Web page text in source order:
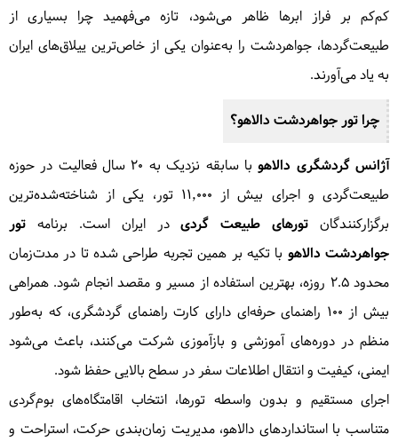
کم‌کم بر فراز ابرها ظاهر می‌شود، تازه می‌فهمید چرا بسیاری از
طبیعت‌گردها، جواهردشت را به‌عنوان یکی از خاص‌ترین ییلاق‌های ایران
به یاد می‌آورند.
چرا تور جواهردشت دالاهو؟
آژانس گردشگری دالاهو
با سابقه نزدیک به ۲۰ سال فعالیت در حوزه
طبیعت‌گردی و اجرای بیش از ۱۱٬۰۰۰ تور، یکی از شناخته‌شده‌ترین
برگزارکنندگان تورهای طبیعت گردیدر ایران است. برنامه تور
جواهردشت دالاهو با تکیه بر همین تجربه طراحی شده تا در مدت‌زمان
محدود ۲.۵ روزه، بهترین استفاده از مسیر و مقصد انجام شود. همراهی
بیش از ۱۰۰ راهنمای حرفه‌ای دارای کارت راهنمای گردشگری، که به‌طور
منظم در دوره‌های آموزشی و بازآموزی شرکت می‌کنند، باعث می‌شود
ایمنی، کیفیت و انتقال اطلاعات سفر در سطح بالایی حفظ شود.
اجرای مستقیم و بدون واسطه تورها، انتخاب اقامتگاه‌های بوم‌گردی
متناسب با استانداردهای دالاهو، مدیریت زمان‌بندی حرکت، استراحت و